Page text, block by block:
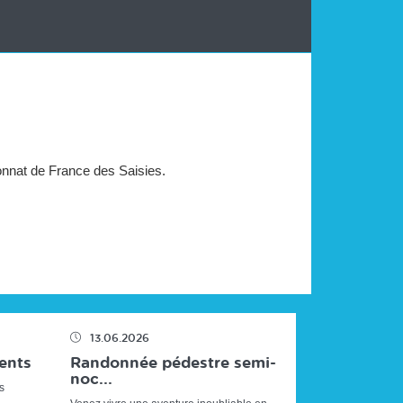
de France des Saisies.
13.06.2026
Randonnée pédestre semi-
noc...